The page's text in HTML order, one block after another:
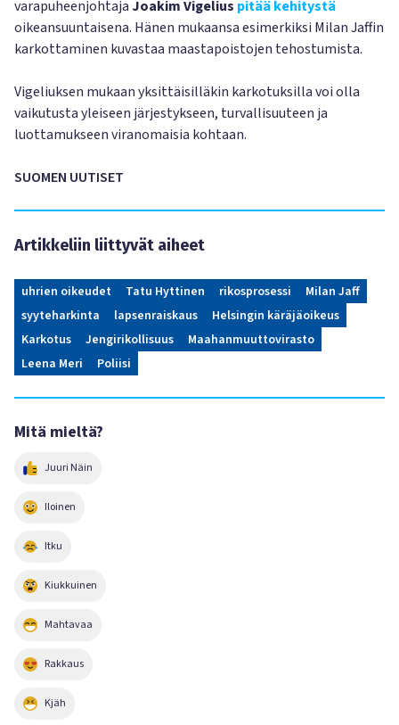
varapuheenjohtaja Joakim Vigelius pitää kehitystä
oikeansuuntaisena. Hänen mukaansa esimerkiksi Milan Jaffin
karkottaminen kuvastaa maastapoistojen tehostumista.
Vigeliuksen mukaan yksittäisilläkin karkotuksilla voi olla
vaikutusta yleiseen järjestykseen, turvallisuuteen ja
luottamukseen viranomaisia kohtaan.
SUOMEN UUTISET
Artikkeliin liittyvät aiheet
uhrien oikeudet Tatu Hyttinen rikosprosessi
Milan Jaff
syyteharkinta
lapsenraiskaus
Helsingin käräjäoikeus
Karkotus
Jengirikollisuus
Maahanmuuttovirasto
Leena Meri
Poliisi
Mitä mieltä?
Juuri Näin
Iloinen
Itku
Kiukkuinen
Mahtavaa
Rakkaus
Kjäh